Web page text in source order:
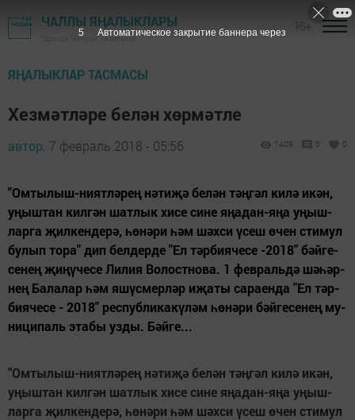
ЧАЛЛЫ ЯҢАЛЫКЛАРЫ
"Шәһри Чаллы" газетасы
ЯҢАЛЫКЛАР ТАСМАСЫ
Хезмәтләре белән хөрмәтле
автор, 7 февраль 2018 - 05:56 1408 0 0
"Ом­ты­лыш-ни­ят­лә­рең нә­ти­җә бе­лән тәң­гәл ки­лә икән,
уңыш­тан кил­гән шат­лык хи­се си­не яңа­дан-яңа уңыш­
лар­га җил­кен­де­рә, һө­нә­ри һәм шәх­си үсеш өчен сти­мул
бу­лып то­ра" дип бел­дер­де "Ел тәр­би­я­че­се -2018" бәй­ге­
се­нең җи­ңү­че­се Ли­лия Во­лост­но­ва. 1 фев­раль­дә шә­һәр­
нең Ба­ла­лар һәм яшүс­мер­ләр иҗа­ты са­ра­ен­да "Ел тәр­
би­я­че­се - 2018" рес­пуб­ли­ка­кү­ләм һө­нә­ри бәй­ге­се­нең му­
ни­ци­паль эта­бы уз­ды. Бәй­ге...
"Ом­ты­лыш-ни­ят­лә­рең нә­ти­җә бе­лән тәң­гәл ки­лә икән,
уңыш­тан кил­гән шат­лык хи­се си­не яңа­дан-яңа уңыш­
лар­га җил­кен­де­рә, һө­нә­ри һәм шәх­си үсеш өчен сти­мул
4 Автоматическое закрытие баннера через